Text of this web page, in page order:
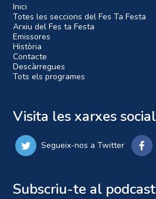
Inici
Totes les seccions del Fes Ta Festa
Arxiu del Fes ta Festa
Emissores
Història
Contacte
Descàrregues
Tots els programes
Visita les xarxes
Segueix-nos a Twitter
Subscriu-te al podcast